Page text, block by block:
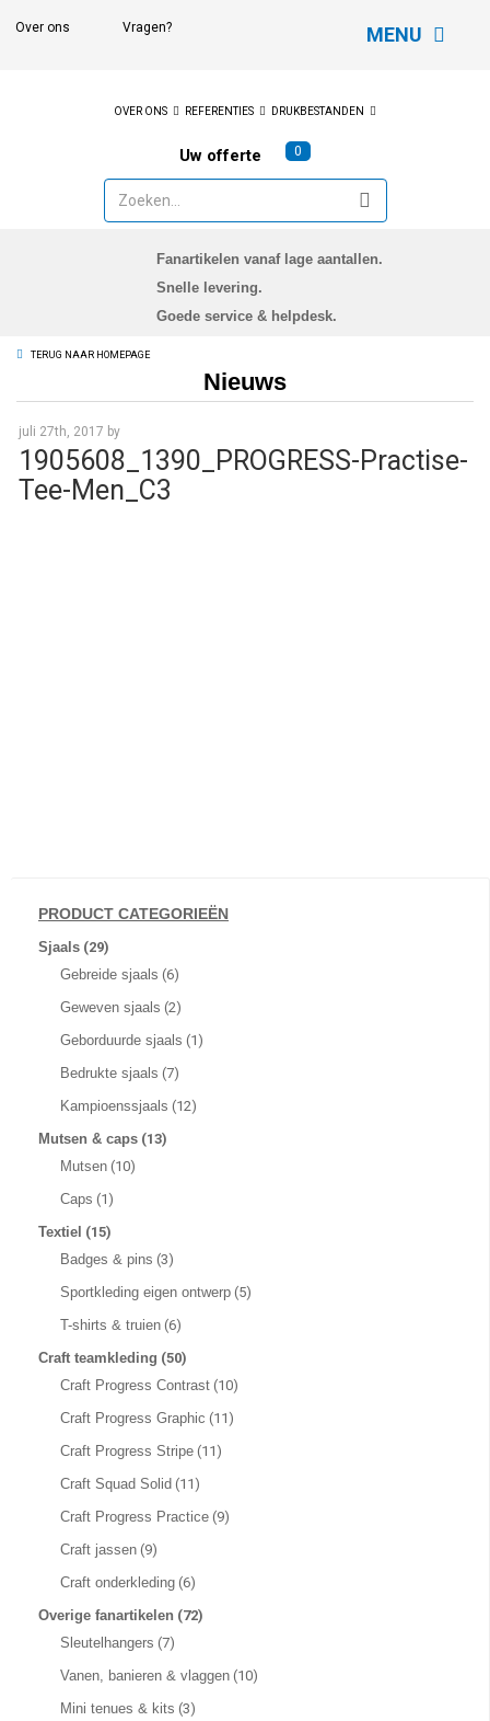
Over ons Vragen? MENU
OVER ONS REFERENTIES DRUKBESTANDEN
Uw offerte 0
Fanartikelen vanaf lage aantallen.
Snelle levering.
Goede service & helpdesk.
TERUG NAAR HOMEPAGE
Nieuws
juli 27th, 2017 by
1905608_1390_PROGRESS-Practise-
Tee-Men_C3
PRODUCT CATEGORIEËN
Sjaals (29)
Gebreide sjaals (6)
Geweven sjaals (2)
Geborduurde sjaals (1)
Bedrukte sjaals (7)
Kampioenssjaals (12)
Mutsen & caps (13)
Mutsen (10)
Caps (1)
Textiel (15)
Badges & pins (3)
Sportkleding eigen ontwerp (5)
T-shirts & truien (6)
Craft teamkleding (50)
Craft Progress Contrast (10)
Craft Progress Graphic (11)
Craft Progress Stripe (11)
Craft Squad Solid (11)
Craft Progress Practice (9)
Craft jassen (9)
Craft onderkleding (6)
Overige fanartikelen (72)
Sleutelhangers (7)
Vanen, banieren & vlaggen (10)
Mini tenues & kits (3)